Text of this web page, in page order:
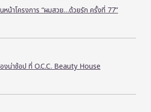
หน้าโครงการ “ผมสวย…ด้วยรัก ครั้งที่ 77”
งน่าช้อป ที่ O.C.C. Beauty House